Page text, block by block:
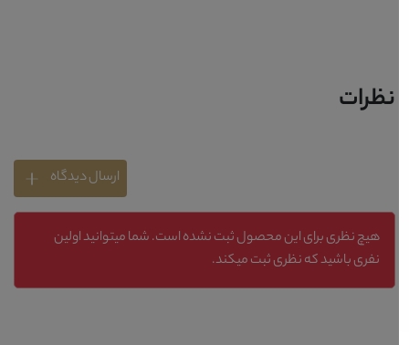
نظرات
ارسال دیدگاه
هیچ نظری برای این محصول ثبت نشده است. شما میتوانید اولین
نفری باشید که نظری ثبت میکند.